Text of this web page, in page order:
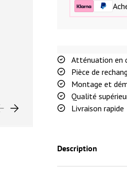
SUIVANT
Atténuation en
Pièce de
Montage et
Qualité
Livraison rapide
Description